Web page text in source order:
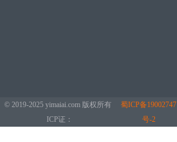
© 2019-2025 yimaiai.com 版权所有
ICP证：
蜀ICP备19002747
号-2